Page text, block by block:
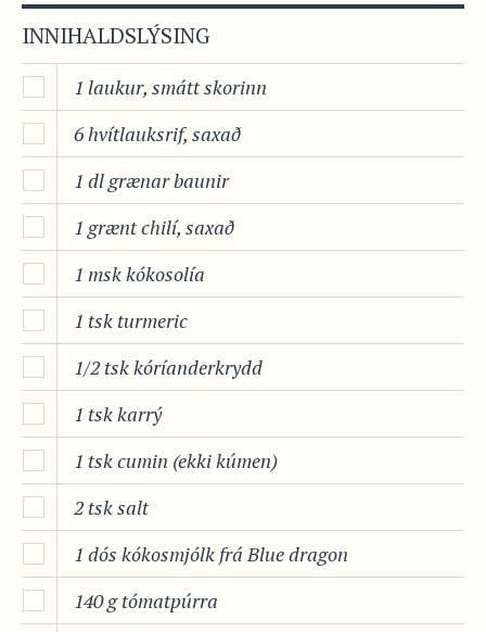
INNIHALDSLÝSING
1 laukur, smátt skorinn
6 hvítlauksrif, saxað
1 dl grænar baunir
1 grænt chilí, saxað
1 msk kókosolía
1 tsk turmeric
1/2 tsk kóríanderkrydd
1 tsk karrý
1 tsk cumin (ekki kúmen)
2 tsk salt
1 dós kókosmjólk frá Blue dragon
140 g tómatpúrra